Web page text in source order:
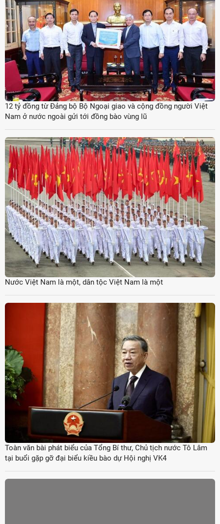
12 tỷ đồng từ Đảng bộ Bộ Ngoại giao và cộng đồng người Việt
Nam ở nước ngoài gửi tới đồng bào vùng lũ
Nước Việt Nam là một, dân tộc Việt Nam là một
Toàn văn bài phát biểu của Tổng Bí thư, Chủ tịch nước Tô Lâm
tại buổi gặp gỡ đại biểu kiều bào dự Hội nghị VK4